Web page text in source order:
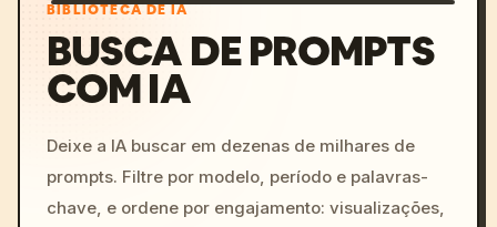
BIBLIOTECA DE IA
BUSCA DE PROMPTS
COM IA
Deixe a IA buscar em dezenas de milhares de
prompts. Filtre por modelo, período e palavras-
chave, e ordene por engajamento: visualizações,